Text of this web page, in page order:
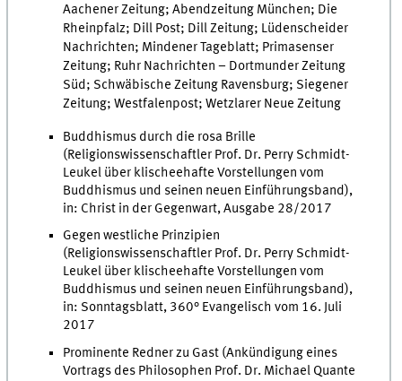
Aachener Zeitung; Abendzeitung München; Die
Rheinpfalz; Dill Post; Dill Zeitung; Lüdenscheider
Nachrichten; Mindener Tageblatt; Primasenser
Zeitung; Ruhr Nachrichten – Dortmunder Zeitung
Süd; Schwäbische Zeitung Ravensburg; Siegener
Zeitung; Westfalenpost; Wetzlarer Neue Zeitung
Buddhismus durch die rosa Brille
(Religionswissenschaftler Prof. Dr. Perry Schmidt-
Leukel über klischeehafte Vorstellungen vom
Buddhismus und seinen neuen Einführungsband),
in: Christ in der Gegenwart, Ausgabe 28/2017
Gegen westliche Prinzipien
(Religionswissenschaftler Prof. Dr. Perry Schmidt-
Leukel über klischeehafte Vorstellungen vom
Buddhismus und seinen neuen Einführungsband),
in: Sonntagsblatt, 360° Evangelisch vom 16. Juli
2017
Prominente Redner zu Gast (Ankündigung eines
Vortrags des Philosophen Prof. Dr. Michael Quante